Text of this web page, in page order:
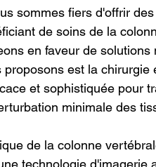
sommes fiers d'offrir
de soins de la
en faveur de
est la
et sophistiquée pour
minimale des
de la colonne
technologie d'imagerie